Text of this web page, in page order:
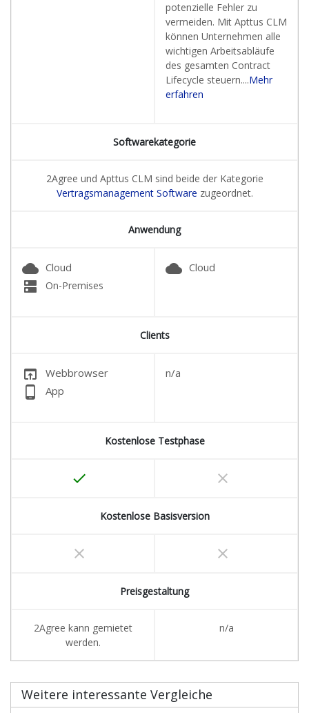
potenzielle Fehler zu
vermeiden. Mit Apttus CLM
können Unternehmen alle
wichtigen Arbeitsabläufe
des gesamten Contract
Lifecycle steuern....Mehr
erfahren
Softwarekategorie
2Agree und Apttus CLM sind beide der Kategorie
Vertragsmanagement Software zugeordnet.
Anwendung
cloud Cloud
dns On-Premises
cloud Cloud
Clients
open_in_browser Webbrowser
phone_android App
n/a
Kostenlose Testphase
done clear
Kostenlose Basisversion
clear clear
Preisgestaltung
2Agree kann gemietet
werden.
n/a
Weitere interessante Vergleiche